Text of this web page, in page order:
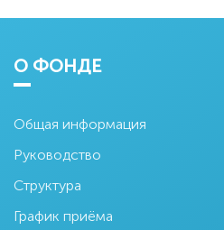
О ФОНДЕ
Общая информация
Руководство
Структура
График приёма